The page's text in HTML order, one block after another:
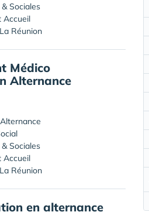
Sociales
Accueil
Réunion
Médico
Alternance
Sociales
Accueil
Réunion
en alternance